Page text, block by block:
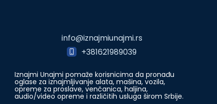
info@iznajmiunajmi.rs
+381621989039
Iznajmi Unajmi pomaže korisnicima da pronađu
oglase za iznajmljivanje alata, mašina, vozila,
opreme za proslave, venčanica, haljina,
audio/video opreme i različitih usluga širom Srbije.